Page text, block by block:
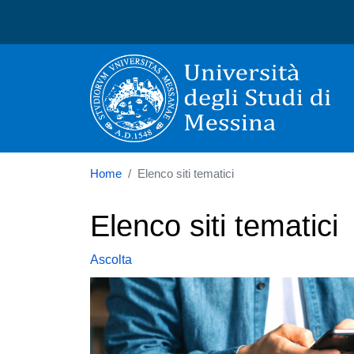
Home Elenco siti tematici
Elenco siti tematici
Ascolta